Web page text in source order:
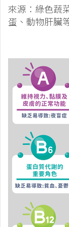
來源：綠色蔬
蛋、動物肝臟